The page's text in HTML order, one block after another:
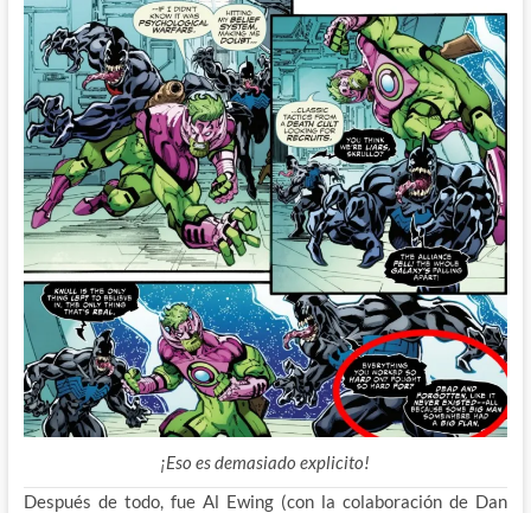
¡Eso es demasiado explicito!
Después de todo, fue Al Ewing (con la colaboración de Dan